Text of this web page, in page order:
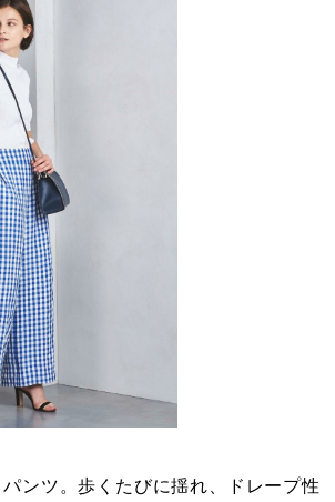
ンツ。歩くたびに揺れ、ドレープ性